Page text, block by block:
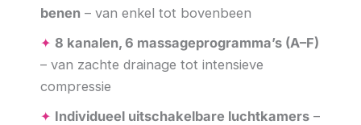
benen – van enkel tot bovenbeen
✦ 8 kanalen, 6 massageprogramma’s (A–F)
– van zachte drainage tot intensieve
compressie
✦ Individueel uitschakelbare luchtkamers –